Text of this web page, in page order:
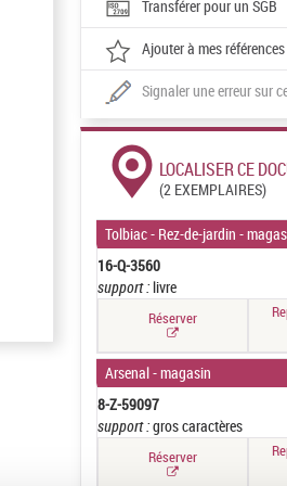
Transférer pour un SGB
Ajouter à mes références
Signaler une erreur sur
LOCALISER CE
(2 EXEMPLAIRES)
Tolbiac - Rez-de-jardin -
16-Q-3560
support :livre
Réserver
Arsenal - magasin
8-Z-59097
support :gros caractères
Réserver